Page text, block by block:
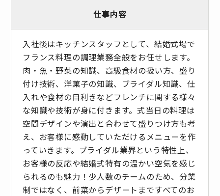
仕事内容
入社後はキッチンスタッフとして、結婚式場で
フランス料理の調理業務全般をお任せします。
肉・魚・野菜の知識、高級食材の扱い方、盛り
付け技術、洋菓子の知識、ブライダル知識、仕
入れや食材の目利きなどフレンチに関する様々
な知識や技術が身に付きます。式当日の料理は
空間デザインや演出と合わせて盛りつけ方も考
え、お客様に感動していただけるメニューを作
っていきます。ブライダル業界という特性上、
お客様の反応や結婚式特有の温かい空気を感じ
られるのも魅力！少人数のチームのため、分業
制ではなく、前菜からデザートまですべてのお